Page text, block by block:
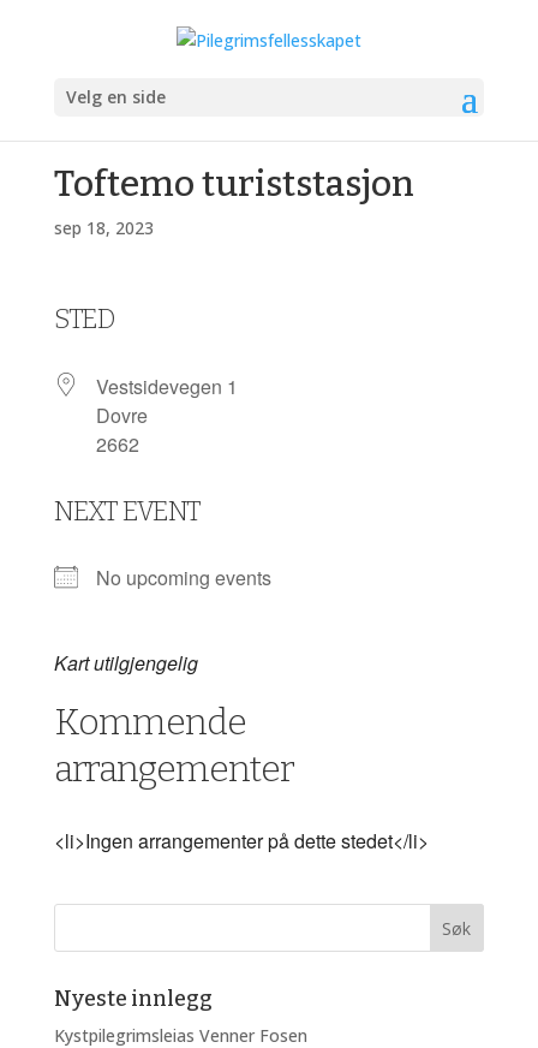
Velg en side
Toftemo turiststasjon
sep 18, 2023
STED
Vestsidevegen 1
Dovre
2662
NEXT EVENT
No upcoming events
Kart utilgjengelig
Kommende
arrangementer
<li>Ingen arrangementer på dette stedet</li>
Nyeste innlegg
Kystpilegrimsleias Venner Fosen